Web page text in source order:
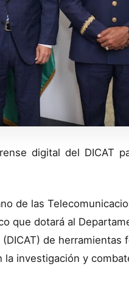
digital del DICAT
de las
que dotará al
de herramientas
la investigación y